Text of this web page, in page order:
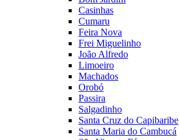
Casinhas
Cumaru
Feira Nova
Frei Miguelinho
João Alfredo
Limoeiro
Machados
Orobó
Passira
Salgadinho
Santa Cruz do Capibaribe
Santa Maria do Cambucá